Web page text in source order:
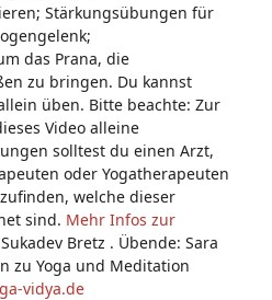
Stärkungsübungen für
das Prana, die
zu bringen. Du kannst
üben. Bitte beachte: Zur
Video alleine
solltest du einen Arzt,
oder Yogatherapeuten
welche dieser
sind. Mehr Infos zur
Bretz . Übende: Sara
zu Yoga und Meditation
vidya.de